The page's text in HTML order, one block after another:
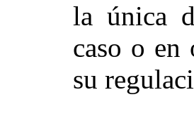
la única
caso o en
su